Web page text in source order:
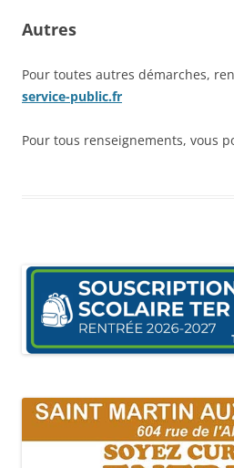
Autres
Pour toutes autres démarches,
service-public.fr
Pour tous renseignements, vous